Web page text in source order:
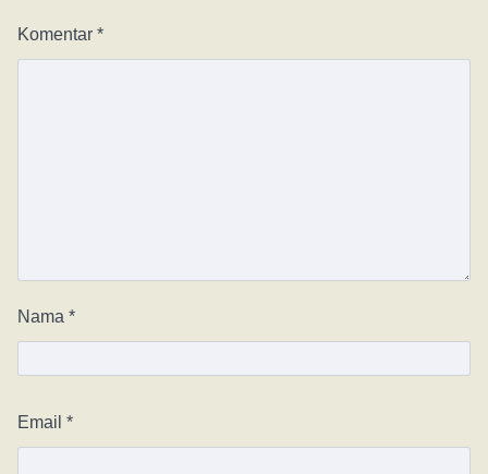
Komentar *
Nama *
Email *